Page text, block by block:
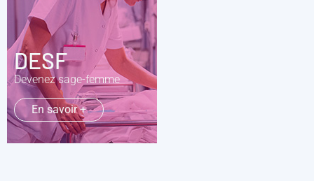
DESF
Devenez sage-femme
En savoir +